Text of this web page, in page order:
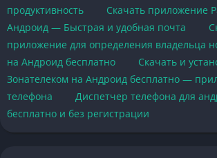
продуктивность
Скачать приложение
Андроид — Быстрая и удобная почта
приложение для определения владельца
на Андроид бесплатно
Скачать и
Зонателеком на Андроид бесплатно —
телефона
Диспетчер телефона для
бесплатно и без регистрации